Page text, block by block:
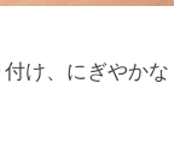
け、にぎやかな